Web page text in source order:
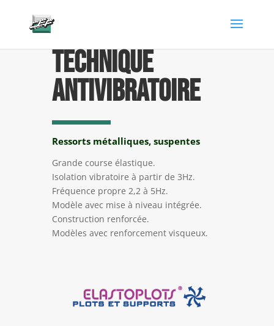
Technique
antivibratoire
Ressorts métalliques, suspentes
Grande course élastique.
Isolation vibratoire à partir de 3Hz.
Fréquence propre 2,2 à 5Hz.
Modèle avec mise à niveau intégrée.
Construction renforcée.
Modèles avec renforcement visqueux.